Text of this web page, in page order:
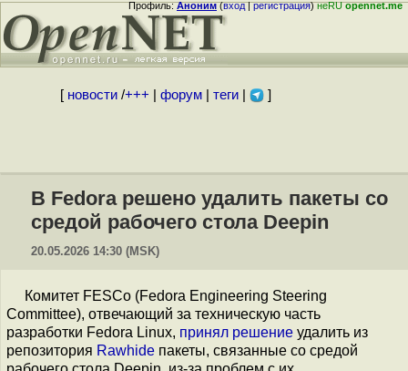
Профиль:Аноним(вход|регистрация)неRUopennet.me
[ новости/+++ форум| теги| ]
В Fedora решено удалить пакеты со
средой рабочего стола Deepin
20.05.2026 14:30 (MSK)
Комитет FESCo (Fedora Engineering Steering
Committee), отвечающий за техническую часть
разработки Fedora Linux, принял решение удалить из
репозитория Rawhide пакеты, связанные со средой